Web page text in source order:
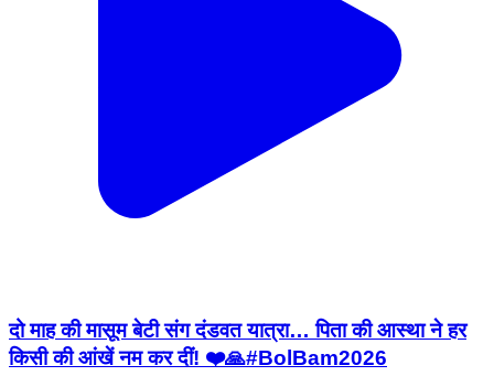
दो माह की मासूम बेटी संग दंडवत यात्रा… पिता की आस्था ने हर
किसी की आंखें नम कर दीं! ❤️🙏#BolBam2026